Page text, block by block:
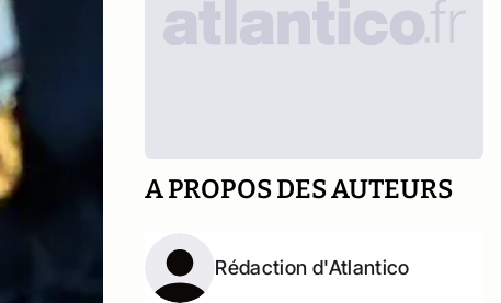
A PROPOS DES AUTEURS
Rédaction d'Atlantico